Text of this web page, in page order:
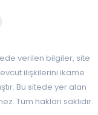
verilen bilgiler, site
ilişkilerini ikame
Bu sitede yer alan
Tüm hakları saklıdır.